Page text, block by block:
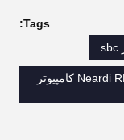
Tags:
کامپیوتر تک صفحه ای با عملکرد بالا,Neardi RK3568 کامپیوتر